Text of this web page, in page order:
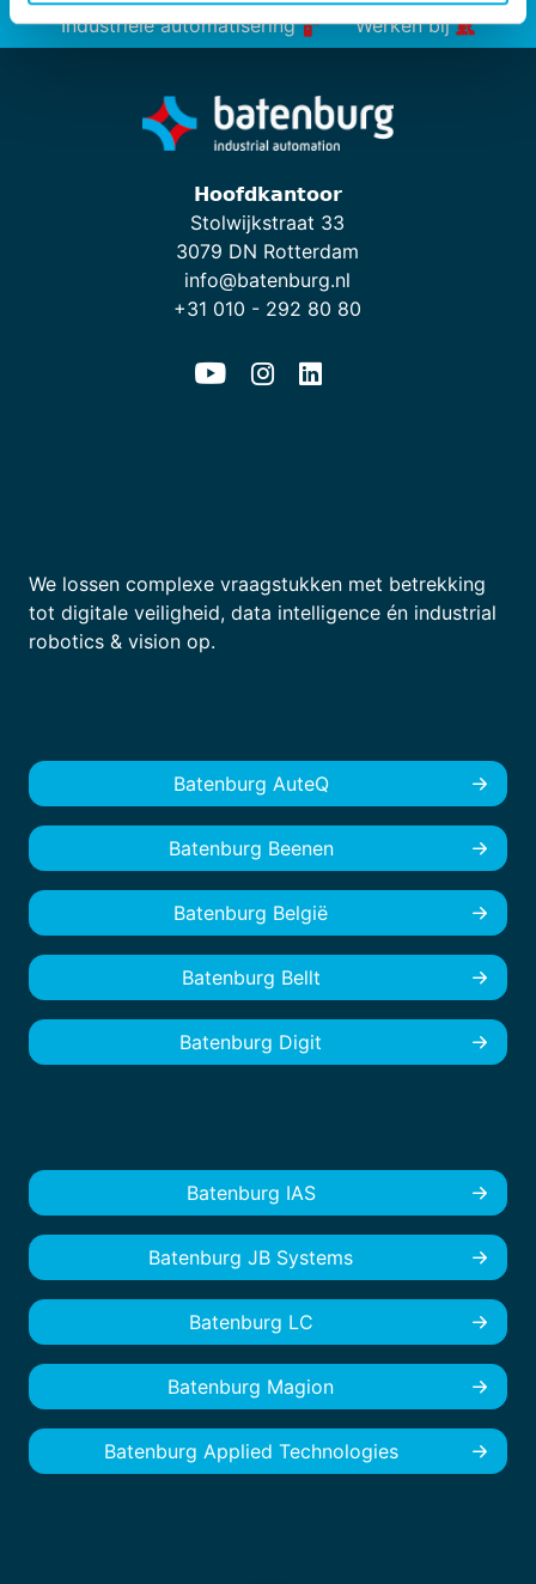
Industriële automatisering
Werken bij
𝗛𝗼𝗼𝗳𝗱𝗸𝗮𝗻𝘁𝗼𝗼𝗿
Stolwijkstraat 33
3079 DN Rotterdam
info@batenburg.nl
+31 010 - 292 80 80
We lossen complexe vraagstukken met betrekking
tot digitale veiligheid, data intelligence én industrial
robotics & vision op.
Batenburg AuteQ
Batenburg Beenen
Batenburg België
Batenburg Bellt
Batenburg Digit
Batenburg IAS
Batenburg JB Systems
Batenburg LC
Batenburg Magion
Batenburg Applied Technologies